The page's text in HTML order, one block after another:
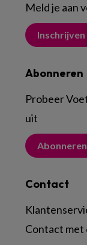
Meld je aan
Inschrijven
Abonneren
Probeer
uit
Abonneren
Contact
Contact met